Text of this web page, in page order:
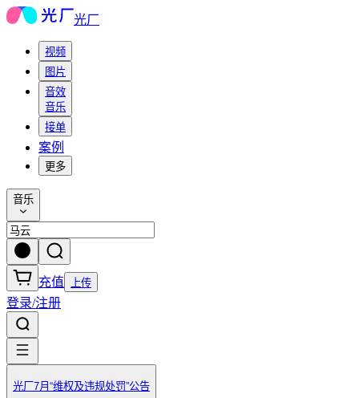
光厂
视频
图片
音效
音乐
接单
案例
更多
音乐
充值 上传
登录/注册
光厂7月“维权及违规处罚”公告